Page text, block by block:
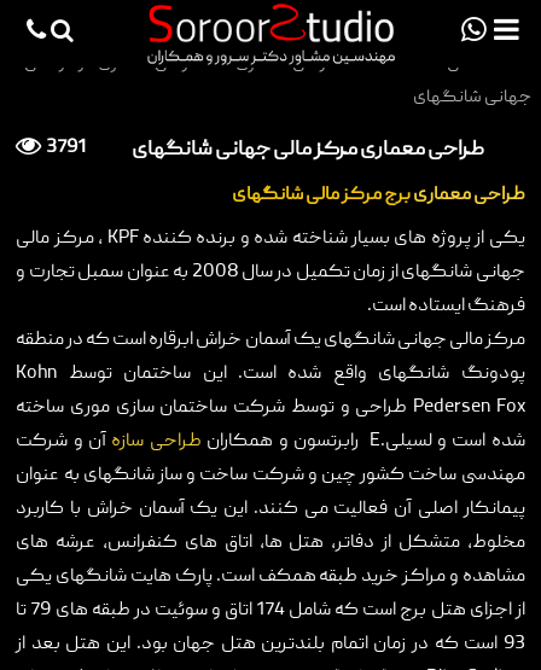
viewportchecker
×
مقالات
خدمات
ثبت سفارش طراحی آنلاین
اجرا
درباره ما
تماس با ما
صفحه اصلی مقاله > طراحی معماری > طراحی معماری مرکز مالی
جهانی شانگهای
3791
طراحی معماری مرکز مالی جهانی شانگهای
طراحی معماریبرج مرکز مالی شانگهای
یکی از پروژه های بسیار شناخته شده و برنده کنندهKPF ، مرکز مالی
جهانی شانگهای از زمان تکمیل در سال 2008 به عنوان سمبل تجارت و
فرهنگ ایستاده است.
مرکز مالی جهانی شانگهای یک آسمان خراش ابرقاره است که در منطقه
پودونگ شانگهای واقع شده است. این ساختمان توسط Kohn
Pedersen Fox طراحی و توسط شرکت ساختمان سازی موری ساخته
شده است و لسیلیE. رابرتسون و همکاران طراحی سازه آن و شرکت
مهندسی ساخت کشور چین و شرکت ساخت و ساز شانگهای به عنوان
پیمانکار اصلی آن فعالیت می کنند. این یک آسمان خراش با کاربرد
مخلوط، متشکل از دفاتر، هتل ها، اتاق های کنفرانس، عرشه های
مشاهده و مراکز خرید طبقه همکف است. پارک هایت شانگهای یکی
از اجزای هتل برج است که شامل 174 اتاق و سوئیت در طبقه های 79 تا
93 است که در زمان اتمام بلندترین هتل جهان بود. این هتل بعد از